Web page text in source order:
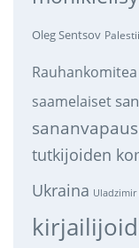
Oleg Sentsov
Rauhankomitea
saamelaiset
tutkijoiden
Ukraina Uladzimir